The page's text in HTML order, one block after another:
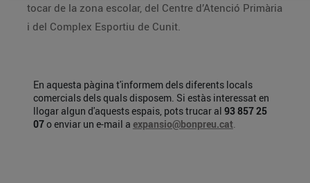
tocar de la zona escolar, del Centre d’Atenció Primària
i del Complex Esportiu de Cunit.
En aquesta pàgina t'informem dels diferents locals
comercials dels quals disposem. Si estàs interessat en
llogar algun d'aquests espais, pots trucar al 93 857 25
07o enviar un e-mail a expansio@bonpreu.cat.